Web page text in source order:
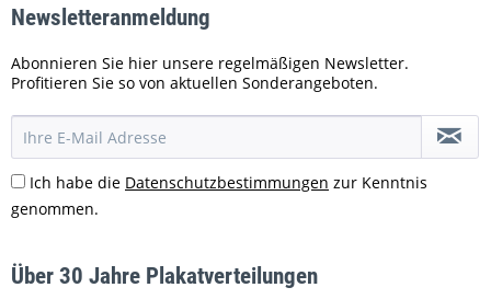
Newsletteranmeldung
Abonnieren Sie hier unsere regelmäßigen Newsletter.
Profitieren Sie so von aktuellen Sonderangeboten.
Ich habe die Datenschutzbestimmungen zur Kenntnis
genommen.
Über 30 Jahre Plakatverteilungen